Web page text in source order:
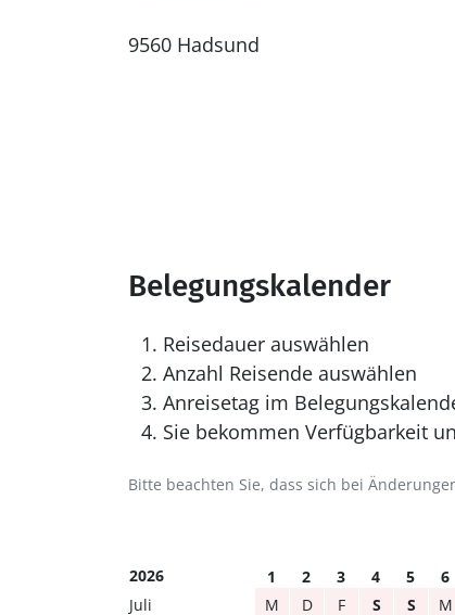
9560 Hadsund
Belegungskalender
Reisedauer auswählen
Anzahl Reisende auswählen
Anreisetag im
Sie bekommen Verfügbarkeit
Bitte beachten Sie, dass sich bei
2026 1 2 3 4 5 6
Juli
M D F S S M